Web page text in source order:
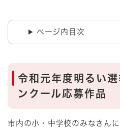
ページ内目次
令和元年度明るい
ンクール応募作品
市内の小・中学校のみなさん